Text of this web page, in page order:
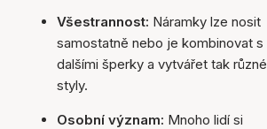
Všestrannost: Náramky lze nosit
samostatně nebo je kombinovat s
dalšími šperky a vytvářet tak různé
styly.
Osobní význam: Mnoho lidí si